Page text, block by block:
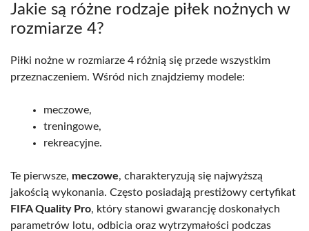
Jakie są różne rodzaje piłek nożnych w
rozmiarze 4?
Piłki nożne w rozmiarze 4 różnią się przede wszystkim
przeznaczeniem. Wśród nich znajdziemy modele:
meczowe,
treningowe,
rekreacyjne.
Te pierwsze, meczowe, charakteryzują się najwyższą
jakością wykonania. Często posiadają prestiżowy certyfikat
FIFA Quality Pro, który stanowi gwarancję doskonałych
parametrów lotu, odbicia oraz wytrzymałości podczas